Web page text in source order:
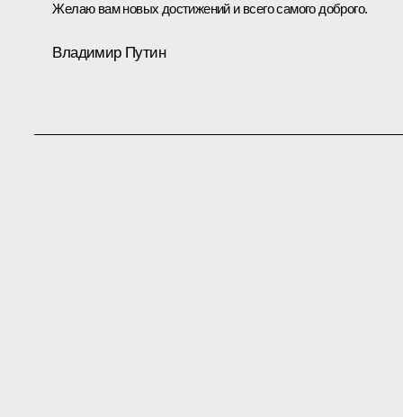
Желаю вам новых достижений и всего самого доброго.
Владимир Путин